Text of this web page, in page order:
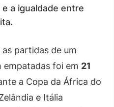
a igualdade entre
partidas de um
empatadas foi em 21
a Copa da África do
e Itália